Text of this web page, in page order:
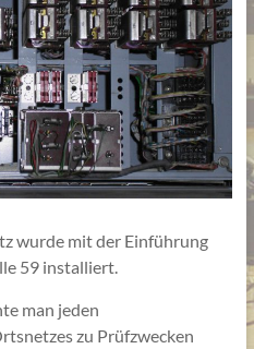
wurde mit der Einführung
59 installiert.
man jeden
zu Prüfzwecken